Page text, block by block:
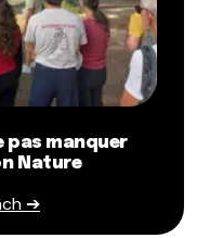
pas manquer
Nature
➔